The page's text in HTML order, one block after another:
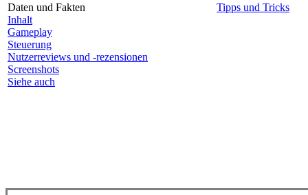
Daten und Fakten
Inhalt
Gameplay
Steuerung
Nutzerreviews und -rezensionen
Screenshots
Siehe auch
Tipps und Tricks